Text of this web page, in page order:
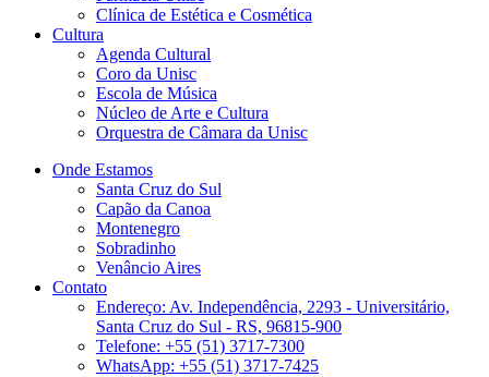
Clínica de Estética e Cosmética
Cultura
Agenda Cultural
Coro da Unisc
Escola de Música
Núcleo de Arte e Cultura
Orquestra de Câmara da Unisc
Onde Estamos
Santa Cruz do Sul
Capão da Canoa
Montenegro
Sobradinho
Venâncio Aires
Contato
Endereço: Av. Independência, 2293 - Universitário,
Santa Cruz do Sul - RS, 96815-900
Telefone: +55 (51) 3717-7300
WhatsApp: +55 (51) 3717-7425